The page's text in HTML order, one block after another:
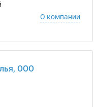
О компании
ООО